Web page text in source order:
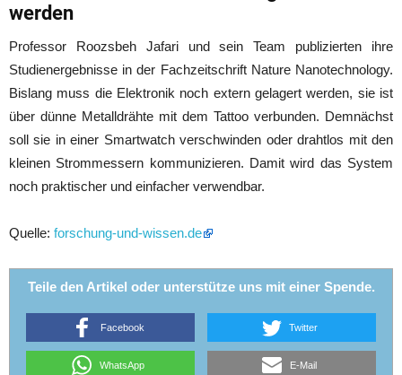
werden
Professor Roozsbeh Jafari und sein Team publizierten ihre
Studienergebnisse in der Fachzeitschrift Nature Nanotechnology.
Bislang muss die Elektronik noch extern gelagert werden, sie ist
über dünne Metalldrähte mit dem Tattoo verbunden. Demnächst
soll sie in einer Smartwatch verschwinden oder drahtlos mit den
kleinen Strommessern kommunizieren. Damit wird das System
noch praktischer und einfacher verwendbar.
Quelle: forschung-und-wissen.de
Teile den Artikel oder unterstütze uns mit einer Spende.
Facebook Twitter
WhatsApp E-Mail